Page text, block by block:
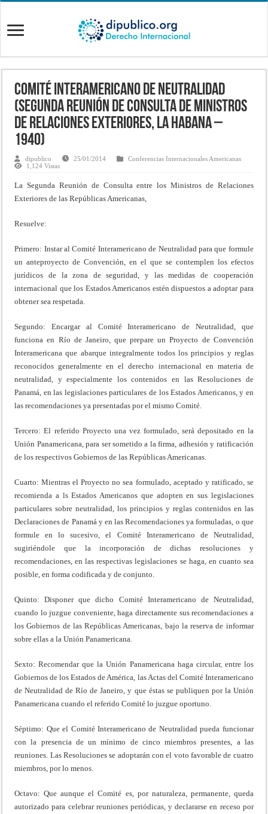
Comité Interamericano de Neutralidad
(Segunda Reunión de Consulta de Ministros
de Relaciones Exteriores, La Habana –
1940)
dipublico 25/01/2014
Conferencias Internacionales Americanas
1,124 Vistas
La Segunda Reunión de Consulta entre los Ministros de Relaciones
Exteriores de las Repúblicas Americanas,
Resuelve:
Primero: Instar al Comité Interamericano de Neutralidad para que formule
un anteproyecto de Convención, en el que se contemplen los efectos
jurídicos de la zona de seguridad, y las medidas de cooperación
internacional que los Estados Americanos estén dispuestos a adoptar para
obtener sea respetada.
Segundo: Encargar al Comité Interamericano de Neutralidad, que
funciona en Río de Janeiro, que prepare un Proyecto de Convención
Interamericana que abarque integralmente todos los principios y reglas
reconocidos generalmente en el derecho internacional en materia de
neutralidad, y especialmente los contenidos en las Resoluciones de
Panamá, en las legislaciones particulares de los Estados Americanos, y en
las recomendaciones ya presentadas por el mismo Comité.
Tercero: El referido Proyecto una vez formulado, será depositado en la
Unión Panamericana, para ser sometido a la firma, adhesión y ratificación
de los respectivos Gobiernos de las Repúblicas Americanas.
Cuarto: Mientras el Proyecto no sea formulado, aceptado y ratificado, se
recomienda a ls Estados Americanos que adopten en sus legislaciones
particulares sobre neutralidad, los principios y reglas contenidos en las
Declaraciones de Panamá y en las Recomendaciones ya formuladas, o que
formule en lo sucesivo, el Comité Interamericano de Neutralidad,
sugiriéndole que la incorporación de dichas resoluciones y
recomendaciones, en las respectivas legislaciones se haga, en cuanto sea
posible, en forma codificada y de conjunto.
Quinto: Disponer que dicho Comité Interamericano de Neutralidad,
cuando lo juzgue conveniente, haga directamente sus recomendaciones a
los Gobiernos de las Repúblicas Americanas, bajo la reserva de informar
sobre ellas a la Unión Panamericana.
Sexto: Recomendar que la Unión Panamericana haga circular, entre los
Gobiernos de los Estados de América, las Actas del Comité Interamericano
de Neutralidad de Río de Janeiro, y que éstas se publiquen por la Unión
Panamericana cuando el referido Comité lo juzgue oportuno.
Séptimo: Que el Comité Interamericano de Neutralidad pueda funcionar
con la presencia de un mínimo de cinco miembros presentes, a las
reuniones. Las Resoluciones se adoptarán con el voto favorable de cuatro
miembros, por lo menos.
Octavo: Que aunque el Comité es, por naturaleza, permanente, queda
autorizado para celebrar reuniones periódicas, y declararse en receso por